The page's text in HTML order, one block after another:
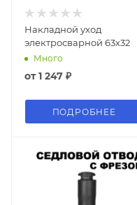
Накладной уход
электросварной 63х32
Много
от1 247 ₽
ПОДРОБНЕЕ